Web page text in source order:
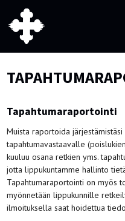
Tapahtumaraportointi
Muista raportoida
tapahtumavastaavalle
kuuluu osana retkien yms.
jotta lippukuntamme hallinto
Tapahtumaraportointi on myös
myönnetään lippukunnille
ilmoituksella saat hoidettua